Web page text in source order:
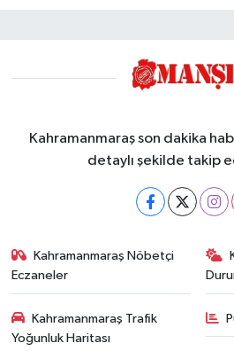
Kahramanmaraş son dakika
detaylı şekilde takip
Kahramanmaraş Nöbetçi
Eczaneler
Kahramanmaraş Trafik
Yoğunluk Haritası